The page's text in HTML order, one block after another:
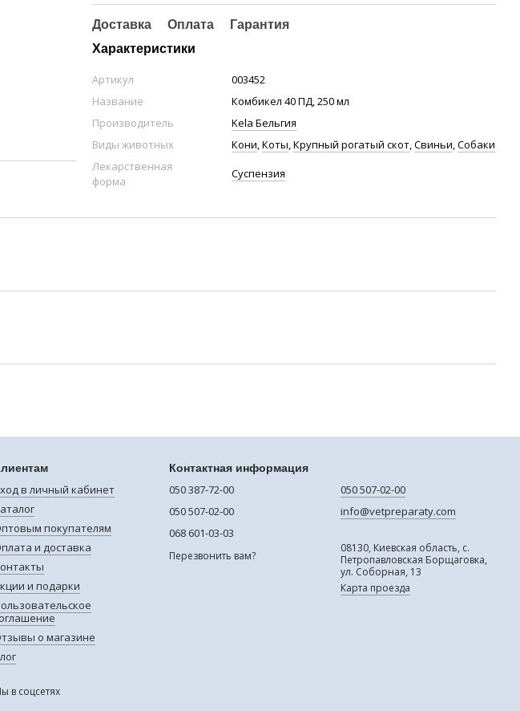
Доставка Оплата
Гарантия
Характеристики
Артикул
003452
Название
Комбикел 40 ПД, 250 мл
Производитель
Kela Бельгия
Виды животных
Кони,Коты,Крупный рогатый скот,Свиньи,Собаки
Лекарственная
форма
Суспензия
в личный кабинет
покупателям
и доставка
и подарки
о магазине
в соцсетях
Контактная информация
050 387-72-00
050 507-02-00
068 601-03-03
Перезвонить вам?
050 507-02-00
info@vetpreparaty.com
08130, Киевская область, с.
Петропавловская Борщаговка,
ул. Соборная, 13
Карта проезда